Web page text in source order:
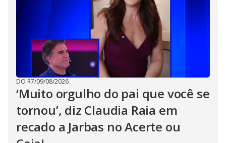
DO R7/09/08/2026
‘Muito orgulho do pai que você se
tornou’, diz Claudia Raia em
recado a Jarbas no Acerte ou